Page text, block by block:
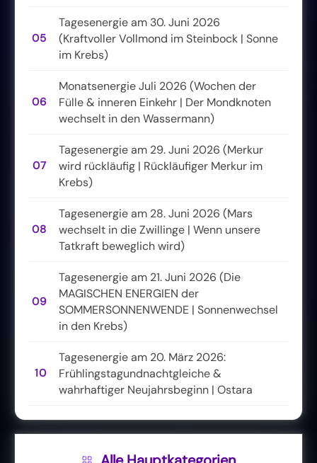
05
Tagesenergie am 30. Juni 2026
(Kraftvoller Vollmond im Steinbock | Sonne
im Krebs)
06
Monatsenergie Juli 2026 (Wochen der
Fülle & inneren Einkehr | Der Mondknoten
wechselt in den Wassermann)
07
Tagesenergie am 29. Juni 2026 (Merkur
wird rückläufig | Rückläufiger Merkur im
Krebs)
08
Tagesenergie am 28. Juni 2026 (Mars
wechselt in die Zwillinge | Wenn unsere
Tatkraft beweglich wird)
09
Tagesenergie am 21. Juni 2026 (Die
MAGISCHEN ENERGIEN der
SOMMERSONNENWENDE | Sonnenwechsel
in den Krebs)
10
Tagesenergie am 20. März 2026:
Frühlingstagundnachtgleiche &
wahrhaftiger Neujahrsbeginn | Ostara